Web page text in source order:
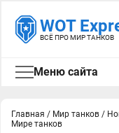
WOT
ВСЁ ПРО МИР ТАНКОВ
Меню сайта
Главная / Мир танков /
Мире танков